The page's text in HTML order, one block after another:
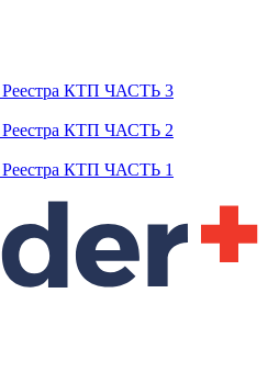
Реестра КТП ЧАСТЬ 3
Реестра КТП ЧАСТЬ 2
Реестра КТП ЧАСТЬ 1